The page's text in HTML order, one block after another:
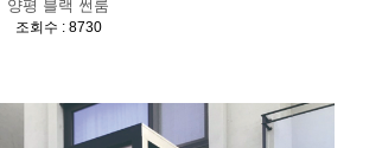
양평 블랙 썬룸
조회수 : 8730]